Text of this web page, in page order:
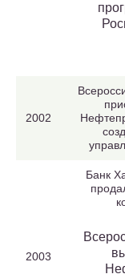
2002
2003
Банк